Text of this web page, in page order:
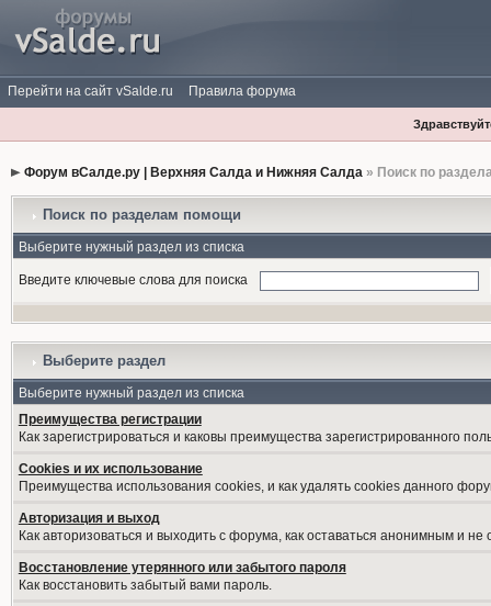
Перейти на сайт vSalde.ru Правила форума
Форум вСалде.ру | Верхняя Салда и Нижняя Салда» Поиск по
Поиск по разделам помощи
Выберите нужный раздел из списка
Введите ключевые слова для поиска
Выберите раздел
Выберите нужный раздел из списка
Преимущества регистрации
Как зарегистрироваться и каковы преимущества зарегистрированного
Cookies и их использование
Преимущества использования cookies, и как удалять cookies данного
Авторизация и выход
Как авторизоваться и выходить с форума, как оставаться анонимным и
Восстановление утерянного или забытого пароля
Как восстановить забытый вами пароль.